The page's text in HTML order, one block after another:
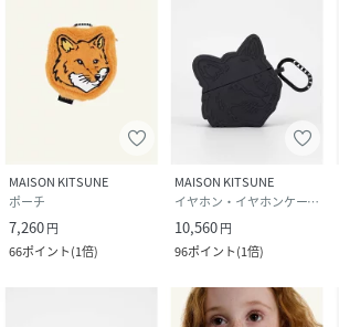
MAISON KITSUNE
ポーチ
7,260円
66ポイント(1倍)
MAISON KITSUNE
イヤホン・イヤホンケース・ヘッドフォン
10,560円
96ポイント(1倍)